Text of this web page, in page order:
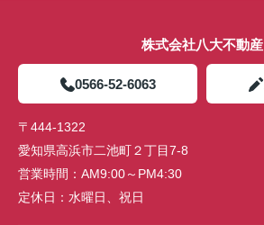
株式会社八大不動産
0566-52-6063
〒444-1322
愛知県高浜市二池町２丁目7-8
営業時間： AM9:00～PM4:30
定休日： 水曜日、祝日